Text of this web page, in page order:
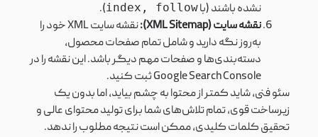
نشده باشند (باindex, follow
).
نقشه سایت (XML Sitemap):
نقشه سایت XML خود را
به‌روز نگه دارید و شامل تمام صفحات محصول،
دسته‌بندی‌ها و صفحات مهم دیگر باشد. این نقشه را در
Google Search Console ثبت کنید.
سئو فنی، شاید کمتر از محتوا به چشم بیاید، اما بدون یک
زیرساخت قوی، تمام تلاش‌های شما برای تولید محتوای عالی و
تحقیق کلمات کلیدی، ممکن است نتیجه مطلوب را ندهد.